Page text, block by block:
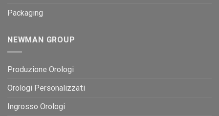
Packaging
NEWMAN GROUP
Produzione Orologi
Orologi Personalizzati
Ingrosso Orologi